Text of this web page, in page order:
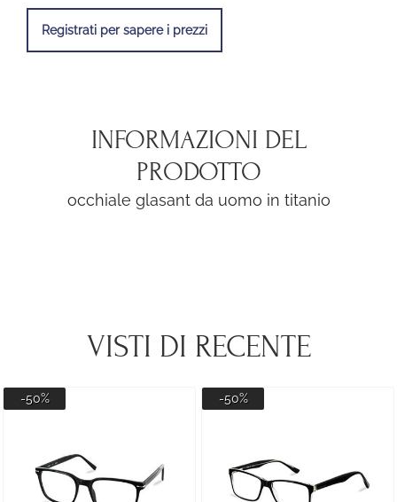
Registrati per sapere i prezzi
INFORMAZIONI DEL
PRODOTTO
occhiale glasant da uomo in titanio
VISTI DI RECENTE
-50% -50%